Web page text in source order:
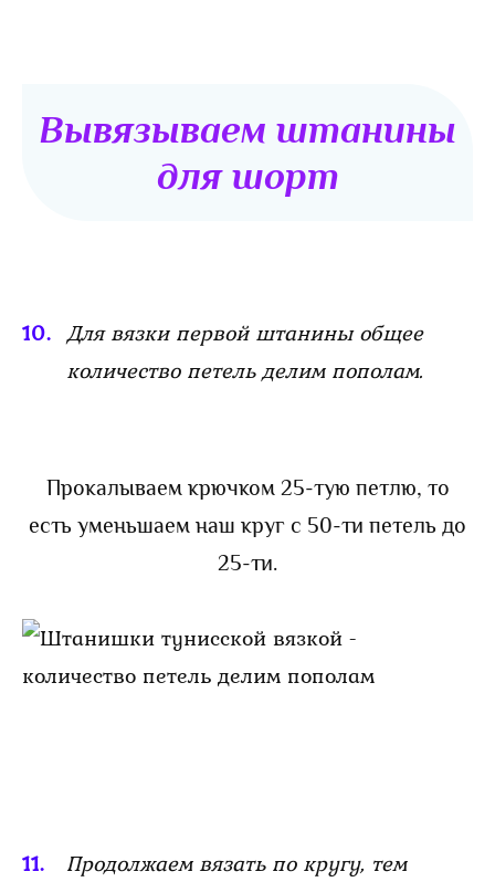
Вывязываем штанины
для шорт
Для вязки первой штанины общее
количество петель делим пополам.
Прокалываем крючком 25-тую петлю, то
есть уменьшаем наш круг с 50-ти петель до
25-ти.
Продолжаем вязать по кругу, тем